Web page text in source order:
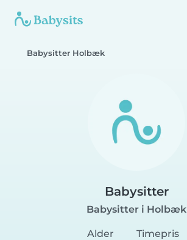
Babysitter Holbæk
Babysitter
Babysitter i Holbæk
Alder
Timepris